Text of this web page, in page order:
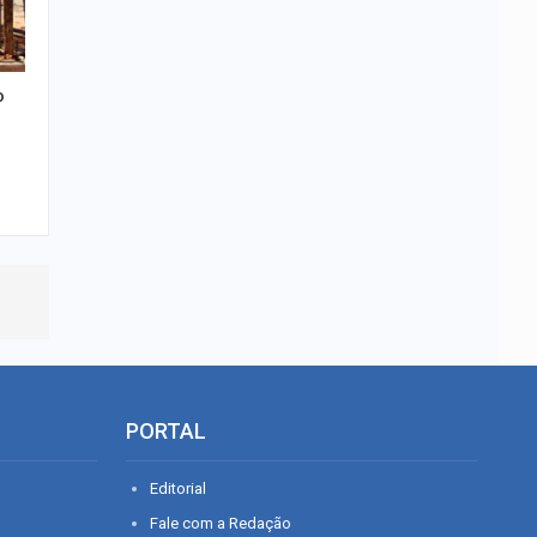
PORTAL
Editorial
Fale com a Redação